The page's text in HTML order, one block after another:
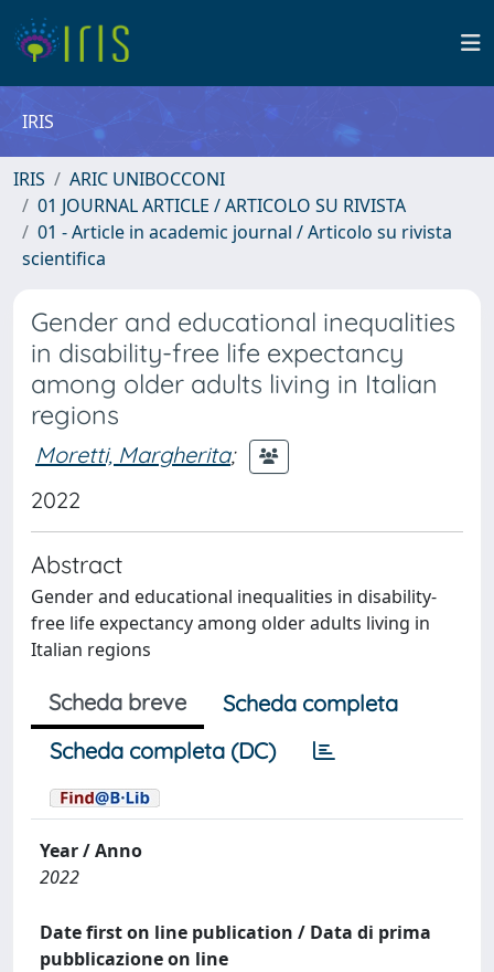
IRIS
IRIS
ARIC UNIBOCCONI
01 JOURNAL ARTICLE / ARTICOLO SU RIVISTA
01 - Article in academic journal / Articolo su rivista
scientifica
Gender and educational inequalities
in disability-free life expectancy
among older adults living in Italian
regions
Moretti, Margherita;
2022
Abstract
Gender and educational inequalities in disability-
free life expectancy among older adults living in
Italian regions
Scheda breve
Scheda completa
Scheda completa (DC)
Year / Anno
2022
Date first on line publication / Data di prima
pubblicazione on line